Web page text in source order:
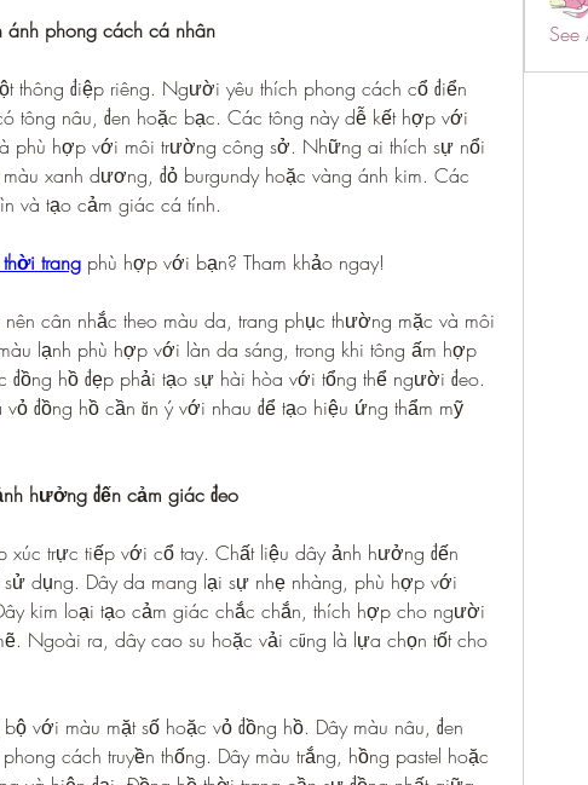
phong cách cá nhân
thông điệp riêng. Người yêu thích phong cách cổ điển
tông nâu, đen hoặc bạc. Các tông này dễ kết hợp với
phù hợp với môi trường công sở. Những ai thích sự nổi
xanh dương, đỏ burgundy hoặc vàng ánh kim. Các
và tạo cảm giác cá tính.
trang phù hợp với bạn? Tham khảo ngay!
cân nhắc theo màu da, trang phục thường mặc và môi
lạnh phù hợp với làn da sáng, trong khi tông ấm hợp
đồng hồ đẹp phải tạo sự hài hòa với tổng thể người đeo.
đồng hồ cần ăn ý với nhau để tạo hiệu ứng thẩm mỹ
hưởng đến cảm giác đeo
xúc trực tiếp với cổ tay. Chất liệu dây ảnh hưởng đến
dụng. Dây da mang lại sự nhẹ nhàng, phù hợp với
kim loại tạo cảm giác chắc chắn, thích hợp cho người
Ngoài ra, dây cao su hoặc vải cũng là lựa chọn tốt cho
với màu mặt số hoặc vỏ đồng hồ. Dây màu nâu, đen
cách truyền thống. Dây màu trắng, hồng pastel hoặc
See